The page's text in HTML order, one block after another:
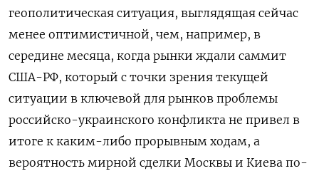
геополитическая ситуация, выглядящая сейчас
менее оптимистичной, чем, например, в
середине месяца, когда рынки ждали саммит
США-РФ, который с точки зрения текущей
ситуации в ключевой для рынков проблемы
российско-украинского конфликта не привел в
итоге к каким-либо прорывным ходам, а
вероятность мирной сделки Москвы и Киева по-